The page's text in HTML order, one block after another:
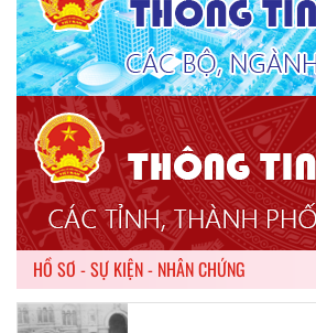
HỒ SƠ - SỰ KIỆN - NHÂN CHỨNG